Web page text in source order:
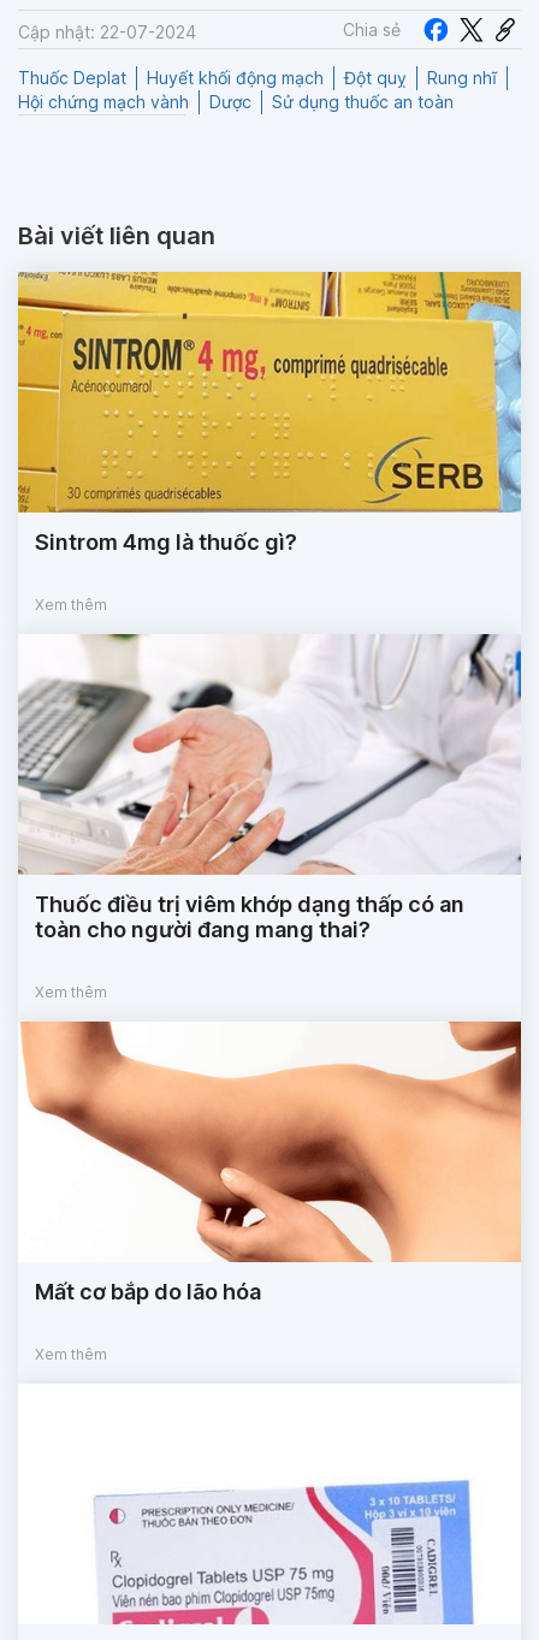
Cập nhật: 22-07-2024 Chia sẻ
Thuốc Deplat Huyết khối động mạch Đột quỵ
Rung nhĩ
Hội chứng mạch vành
Dược Sử dụng thuốc an toàn
Bài viết liên quan
Sintrom 4mg là thuốc gì?
Xem thêm
Thuốc điều trị viêm khớp dạng thấp có an
toàn cho người đang mang thai?
Xem thêm
Mất cơ bắp do lão hóa
Xem thêm